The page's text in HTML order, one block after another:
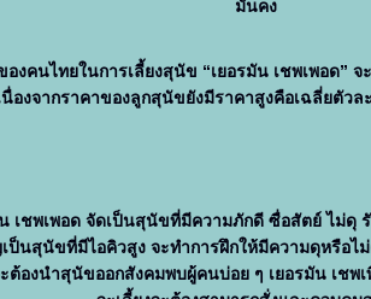
มั่นคง
งคนไทยในการเลี้ยงสุนัข “เยอรมัน เชพเพอด”
นื่องจากราคาของลูกสุนัขยังมีราคาสูงคือเฉลี่ยตัวล
เชพเพอด จัดเป็นสุนัขที่มีความภักดี ซื่อสัตย์ ไม่ดุ รั
นสุนัขที่มีไอคิวสูง จะทำการฝึกให้มีความดุหรือไ
ต้องนำสุนัขออกสังคมพบผู้คนบ่อย ๆ เยอรมัน เช